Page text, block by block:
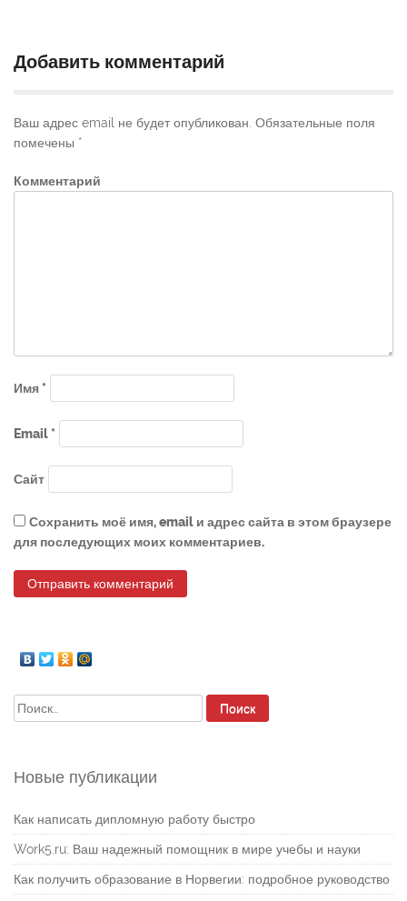
Добавить комментарий
Ваш адрес email не будет опубликован. Обязательные поля
помечены *
Комментарий
Имя*
Email*
Сайт
Сохранить моё имя, email и адрес сайта в этом браузере
для последующих моих комментариев.
Найти:
Новые публикации
Как написать дипломную работу быстро
Work5.ru: Ваш надежный помощник в мире учебы и науки
Как получить образование в Норвегии: подробное руководство